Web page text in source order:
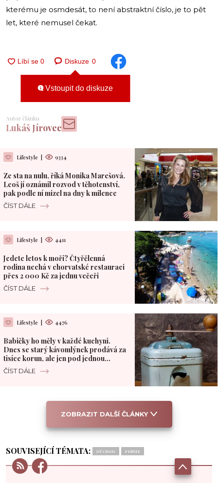
kterému je osmdesát, to není abstraktní číslo, je to pět
let, které nemusel čekat.
Diskuze 0
Vstoupit do diskuze
Autor článku
Lukáš Jírovec
Lifestyle 9334
Ze sta na nulu, říká Monika Marešová.
Leoš jí oznámil rozvod v těhotenství,
pak podle ní mizel na dny k milence
ČÍST DÁLE
Lifestyle 4411
Jedete letos k moři? Čtyřčlenná
rodina nechá v chorvatské restauraci
přes 2 000 Kč za jednu večeři
ČÍST DÁLE
Lifestyle 4476
Babičky ho měly v každé kuchyni.
Dnes se starý kávomlýnek prodává za
tisíce korun, ale jen pod jednou
podmínkou
ČÍST DÁLE
ZOBRAZIT DALŠÍ ČLÁNKY
SOUVISEJÍCÍ TÉMATA: DŮCHOD PENÍZE